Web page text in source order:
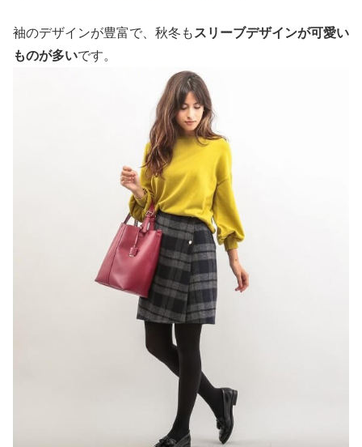
袖のデザインが豊富で、秋冬も スリーブデザインが可愛い
ものが多いです。